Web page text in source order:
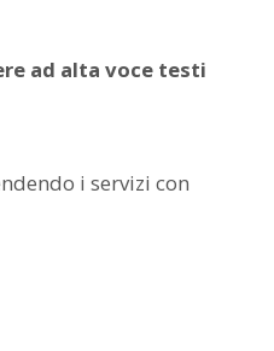
ad alta voce testi
i servizi con